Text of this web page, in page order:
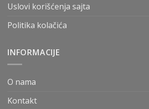
Uslovi korišćenja sajta
Politika kolačića
INFORMACIJE
O nama
Kontakt